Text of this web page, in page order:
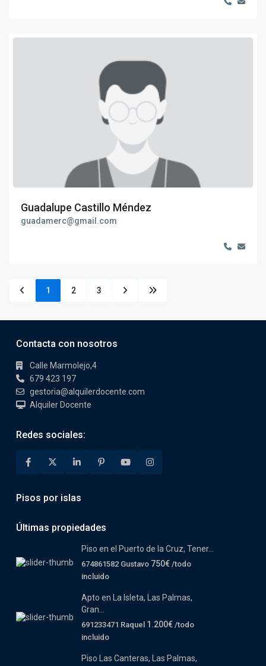
Guadalupe Castillo Méndez
guadamerc@gmail.com
1 2 3
Contacta con nosotros
Calle Marmolejo,4
679 423 197
gestoria@alquilerdocente.com
Alquiler Docente
Redes sociales:
Pisos por islas
Últimas propiedades
Piso en el Puerto de la Cruz, Tener...
674861582 Gustavo 750€ /todo
incluido
Apto en La Isleta, Las Palmas,
Gran...
691233471 Raquel 1.200€ /todo
incluido
Piso Las Canteras, Las Palmas,